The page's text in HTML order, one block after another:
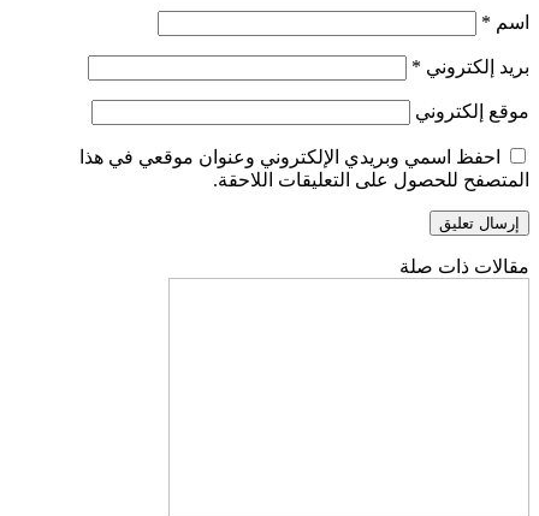
اسم *
بريد إلكتروني *
موقع إلكتروني
احفظ اسمي وبريدي الإلكتروني وعنوان موقعي في هذا
المتصفح للحصول على التعليقات اللاحقة.
مقالات ذات صلة